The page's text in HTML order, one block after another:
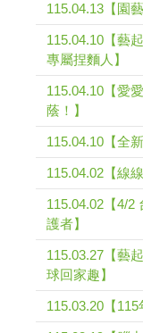
115.04.13【園
115.04.10【藝
專屬捏麵人】
115.04.10【愛
蔭！】
115.04.10【全
115.04.02【線
115.04.02【4/2
護者】
115.03.27【藝
球回家趣】
115.03.20【